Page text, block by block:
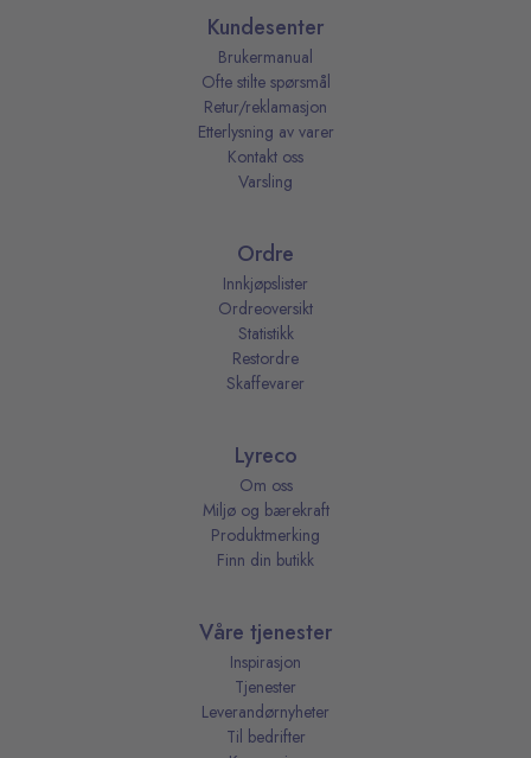
Kundesenter
Brukermanual
Ofte stilte spørsmål
Retur/reklamasjon
Etterlysning av varer
Kontakt oss
Varsling
Ordre
Innkjøpslister
Ordreoversikt
Statistikk
Restordre
Skaffevarer
Lyreco
Om oss
Miljø og bærekraft
Produktmerking
Finn din butikk
Våre tjenester
Inspirasjon
Tjenester
Leverandørnyheter
Til bedrifter